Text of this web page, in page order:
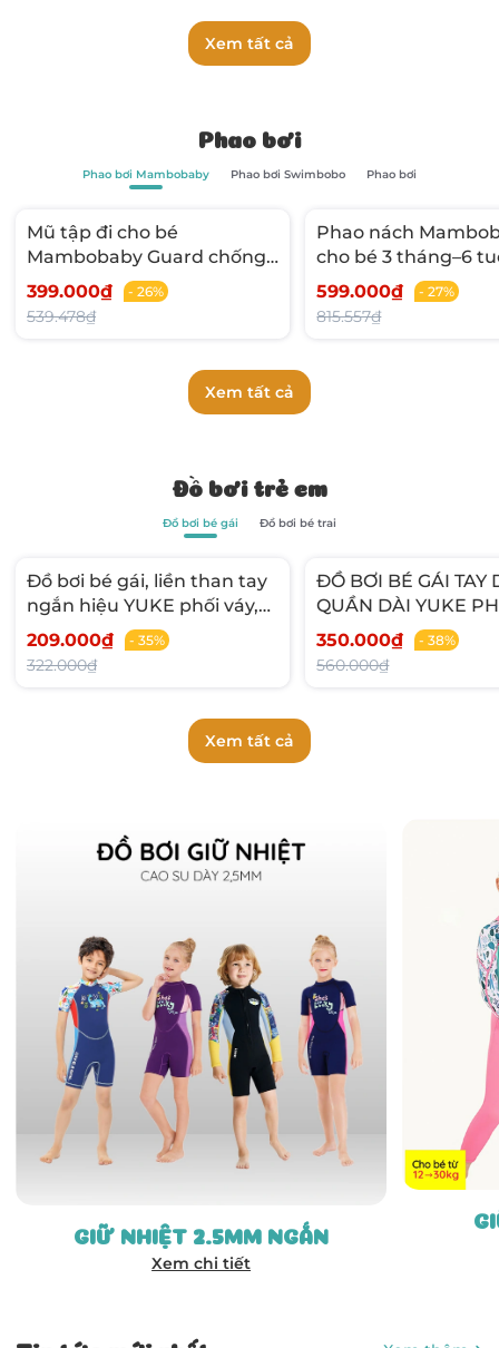
Xem tất cả
Phao bơi
Phao bơi Mambobaby Phao bơi Swimbobo Phao bơi
Mũ tập đi cho bé
Mambobaby Guard chống
va đập êm nhẹ, thoáng khí
– phù hợp bé 6–24 tháng
399.000₫ - 26%
539.478₫
Phao nách
cho bé 3 tháng–6
gọn tiện lợi điều
thước họa tiết ong
599.000₫ - 27%
815.557₫
Xem tất cả
Đồ bơi trẻ em
Đồ bơi bé gái Đồ bơi bé trai
Đồ bơi bé gái, liền than tay
ngắn hiệu YUKE phối váy,
chất vải co giãn size cho bé
từ 13-35kg.
209.000₫ - 35%
322.000₫
ĐỒ BƠI BÉ GÁI TAY
QUẦN DÀI YUKE
CHÂN VÁY LIỀN
NẮNG KÍN ĐÁO.
350.000₫ - 38%
560.000₫
Xem tất cả
GIỮ NHIỆT 2.5MM NGẮN
Xem chi tiết